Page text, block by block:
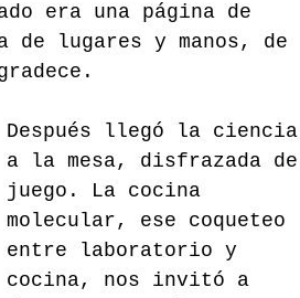
era una página de
lugares y manos, de
Después llegó la ciencia
a la mesa, disfrazada de
juego. La cocina
molecular, ese coqueteo
entre laboratorio y
cocina, nos invitó a